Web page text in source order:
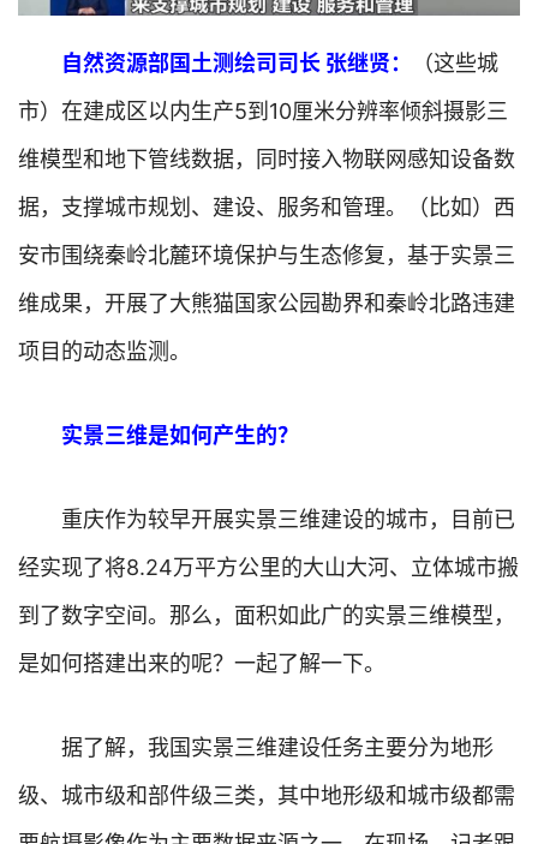
自然资源部国土测绘司司长 张继贤：
（这些城
市）在建成区以内生产5到10厘米分辨率倾斜摄影三
维模型和地下管线数据，同时接入物联网感知设备数
据，支撑城市规划、建设、服务和管理。（比如）西
安市围绕秦岭北麓环境保护与生态修复，基于实景三
维成果，开展了大熊猫国家公园勘界和秦岭北路违建
项目的动态监测。
实景三维是如何产生的？
重庆作为较早开展实景三维建设的城市，目前已
经实现了将8.24万平方公里的大山大河、立体城市搬
到了数字空间。那么，面积如此广的实景三维模型，
是如何搭建出来的呢？一起了解一下。
据了解，我国实景三维建设任务主要分为地形
级、城市级和部件级三类，其中地形级和城市级都需